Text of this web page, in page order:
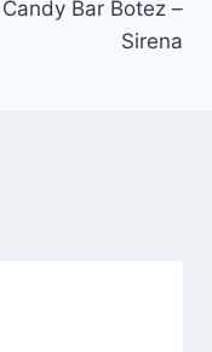
Candy Bar Botez –
Sirena